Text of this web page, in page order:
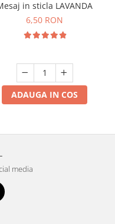
in sticla LAVANDA
6,50 RON
ADAUGA IN COS
media